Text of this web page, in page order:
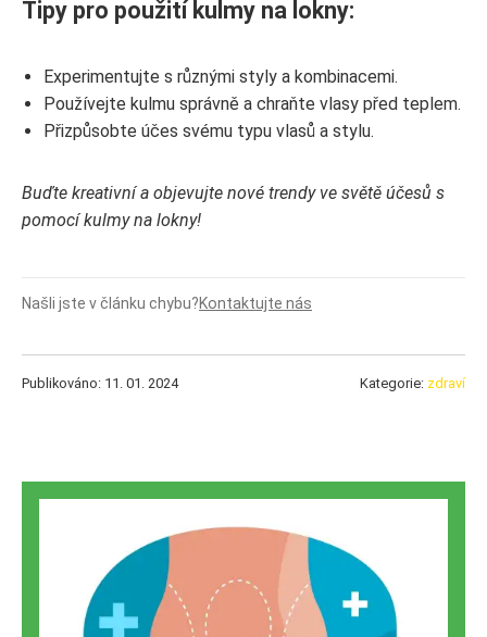
Tipy pro použití kulmy na lokny:
Experimentujte s různými styly a kombinacemi.
Používejte kulmu správně a chraňte vlasy před teplem.
Přizpůsobte účes svému typu vlasů a stylu.
Buďte kreativní a objevujte nové trendy ve světě účesů s
pomocí kulmy na lokny!
Našli jste v článku chybu?Kontaktujte nás
Publikováno: 11. 01. 2024 Kategorie: zdraví